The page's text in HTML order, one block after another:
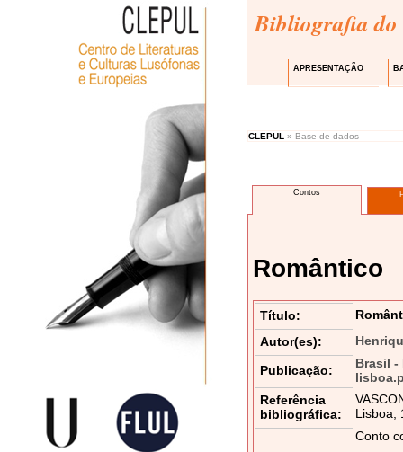
Bibliografia do
APRESENTAÇÃO
CLEPUL » Base de dados
Contos
Romântico
Título:
Autor(es):
Publicação:
Brasil -
Referência
bibliográfica:
Lisboa,
Conto